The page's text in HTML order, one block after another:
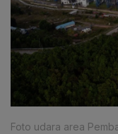
Foto udara area